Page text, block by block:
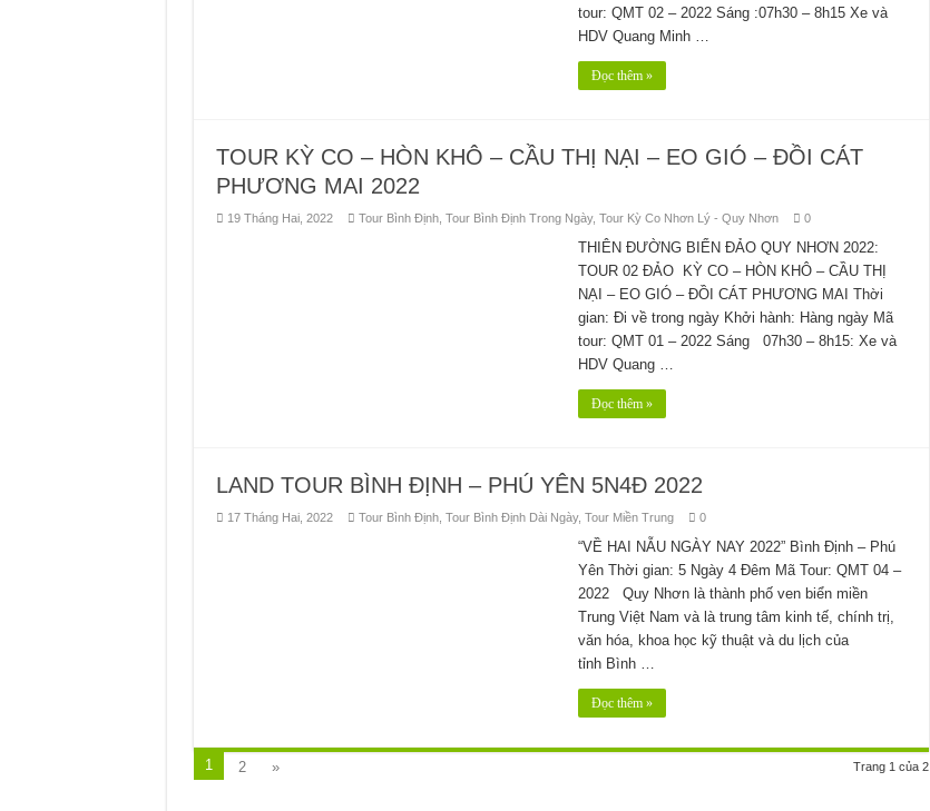
tour: QMT 02 – 2022 Sáng :07h30 – 8h15 Xe và
HDV Quang Minh …
Đọc thêm »
TOUR KỲ CO – HÒN KHÔ – CẦU THỊ NẠI – EO GIÓ – ĐỒI CÁT
PHƯƠNG MAI 2022
19 Tháng Hai, 2022 Tour Bình Định, Tour Bình Định Trong Ngày, Tour Kỳ Co Nhơn Lý - Quy Nhơn 0
THIÊN ĐƯỜNG BIỂN ĐẢO QUY NHƠN 2022:
TOUR 02 ĐẢO KỲ CO – HÒN KHÔ – CẦU THỊ
NẠI – EO GIÓ – ĐỒI CÁT PHƯƠNG MAI Thời
gian: Đi về trong ngày Khởi hành: Hàng ngày Mã
tour: QMT 01 – 2022 Sáng 07h30 – 8h15: Xe và
HDV Quang …
Đọc thêm »
LAND TOUR BÌNH ĐỊNH – PHÚ YÊN 5N4Đ 2022
17 Tháng Hai, 2022 Tour Bình Định, Tour Bình Định Dài Ngày, Tour Miền Trung 0
“VỀ HAI NẪU NGÀY NAY 2022” Bình Định – Phú
Yên Thời gian: 5 Ngày 4 Đêm Mã Tour: QMT 04 –
2022 Quy Nhơn là thành phố ven biển miền
Trung Việt Nam và là trung tâm kinh tế, chính trị,
văn hóa, khoa học kỹ thuật và du lịch của
tỉnh Bình …
Đọc thêm »
Trang 1 của 2
1 2 »